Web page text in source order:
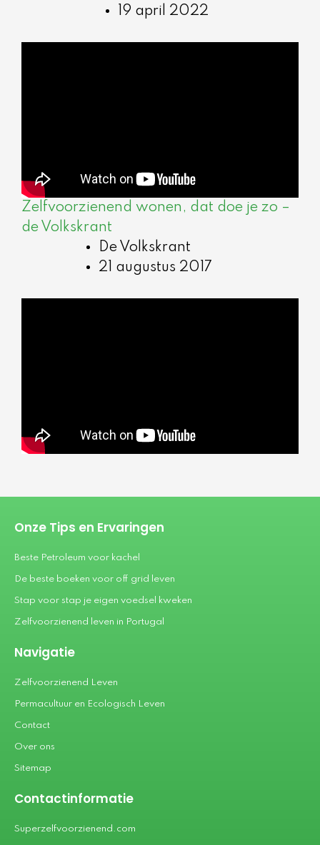
19 april 2022
Zelfvoorzienend wonen, dat doe je zo –
de Volkskrant
De Volkskrant
21 augustus 2017
Onze Tips en Ervaringen
Beste Petroleum voor kachel
De beste boeken voor off grid leven
Stap voor stap je eigen voedsel kweken
Zelfvoorzienend leven in Portugal
Navigatie
Zelfvoorzienend Leven
Permacultuur en Ecologisch Leven
Contact
Over ons
Sitemap
Contactinformatie
Superzelfvoorzienend.com